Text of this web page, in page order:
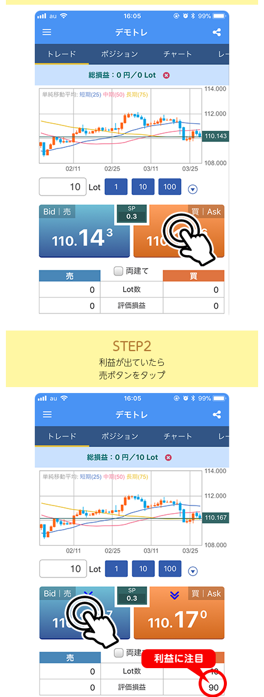
STEP2
利益が出ていたら
売ボタンをタップ